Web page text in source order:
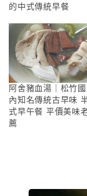
的中式傳統早餐
阿舍豬血湯｜松竹
內知名傳統古早味
式早午餐 平價美味
薦